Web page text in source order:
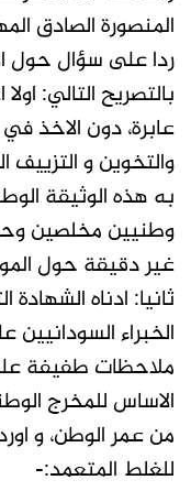
المنصورة الصادق
ردا على سؤال حول
بالتصريح التالي:
عابرة، دون الاخذ
والتخوين و
به هذه الوثيقة
وطنيين مخلصين
غير دقيقة حول
ثانيا: ادناه
الخبراء
ملاحظات طفيفة
الاساس للمخرج
من عمر الوطن، و
للغلط المتعمد:-